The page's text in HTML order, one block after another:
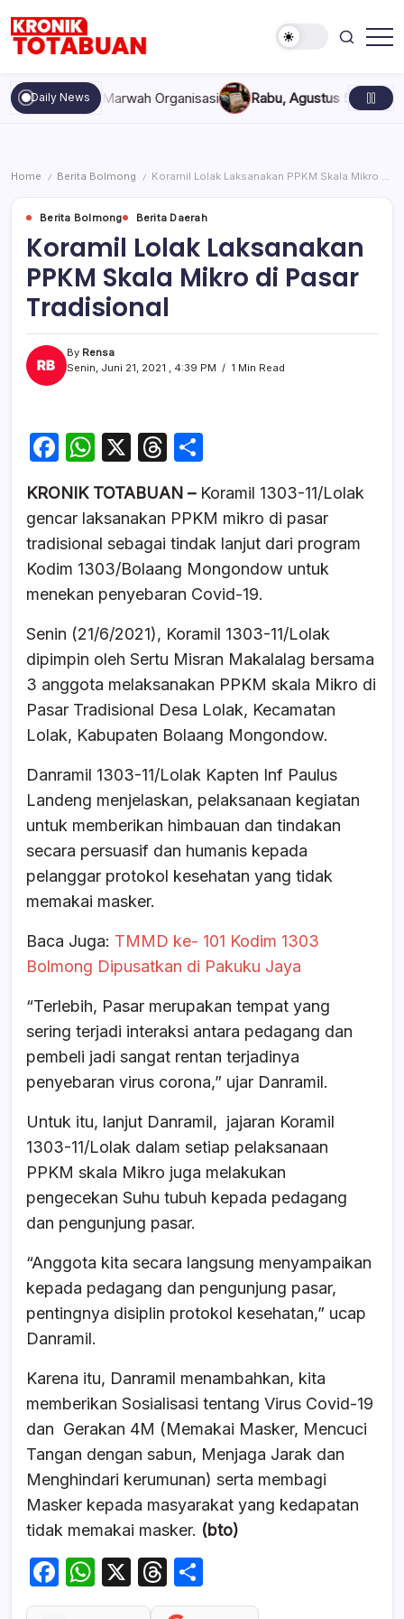
content
Totabuan
hari
ini
Kronik
Daily News
dan Marwah Organisasi Rabu, Agustus 5, 2026 , 11:44
Home / Berita Bolmong / Koramil Lolak Laksanakan PPKM Skala Mikro di Pasar Tradisional
Berita Bolmong Berita Daerah
Koramil Lolak Laksanakan
PPKM Skala Mikro di Pasar
Tradisional
By Rensa
Senin, Juni 21, 2021 , 4:39 PM
1 Min Read
F
c
e
b
o
o
k
W
at
s
A
p
p
X
T
e
a
d
s
ar
e
KRONIK TOTABUAN – Koramil 1303-11/Lolak
gencar laksanakan PPKM mikro di pasar
tradisional sebagai tindak lanjut dari program
Kodim 1303/Bolaang Mongondow untuk
menekan penyebaran Covid-19.
Senin (21/6/2021), Koramil 1303-11/Lolak
dipimpin oleh Sertu Misran Makalalag bersama
3 anggota melaksanakan PPKM skala Mikro di
Pasar Tradisional Desa Lolak, Kecamatan
Lolak, Kabupaten Bolaang Mongondow.
Danramil 1303-11/Lolak Kapten Inf Paulus
Landeng menjelaskan, pelaksanaan kegiatan
untuk memberikan himbauan dan tindakan
secara persuasif dan humanis kepada
pelanggar protokol kesehatan yang tidak
memakai masker.
Baca Juga: TMMD ke- 101 Kodim 1303
Bolmong Dipusatkan di Pakuku Jaya
“Terlebih, Pasar merupakan tempat yang
sering terjadi interaksi antara pedagang dan
pembeli jadi sangat rentan terjadinya
penyebaran virus corona,” ujar Danramil.
Untuk itu, lanjut Danramil, jajaran Koramil
1303-11/Lolak dalam setiap pelaksanaan
PPKM skala Mikro juga melakukan
pengecekan Suhu tubuh kepada pedagang
dan pengunjung pasar.
“Anggota kita secara langsung menyampaikan
kepada pedagang dan pengunjung pasar,
pentingnya disiplin protokol kesehatan,” ucap
Danramil.
Karena itu, Danramil menambahkan, kita
memberikan Sosialisasi tentang Virus Covid-19
dan Gerakan 4M (Memakai Masker, Mencuci
Tangan dengan sabun, Menjaga Jarak dan
Menghindari kerumunan) serta membagi
Masker kepada masyarakat yang kedapatan
tidak memakai masker. (bto)
F
a
W
h
X
T
hr h